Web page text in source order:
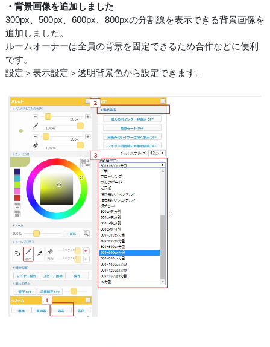
・背景画像を追加しました
300px、500px、600px、800pxの分割線を表示できる背景画像を
追加しました。
ルームオーナーは全員の背景を固定できるため合作などに便利
です。
設定＞表示設定＞透明背景色から設定できます。